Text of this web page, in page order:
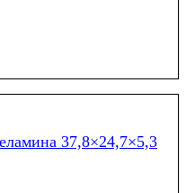
37,8×24,7×5,3